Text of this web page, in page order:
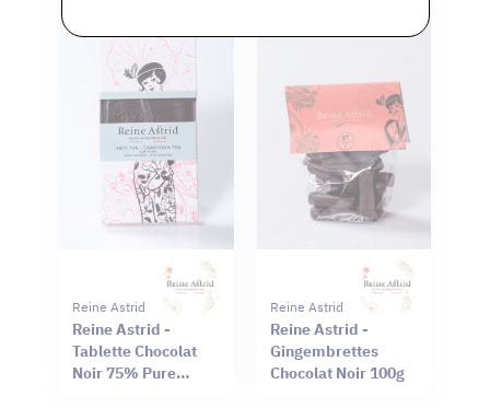
Reine Astrid
Reine Astrid -
Tablette Chocolat
Noir 75% Pure
Reine Astrid
Reine Astrid -
Gingembrettes
Chocolat Noir 100g